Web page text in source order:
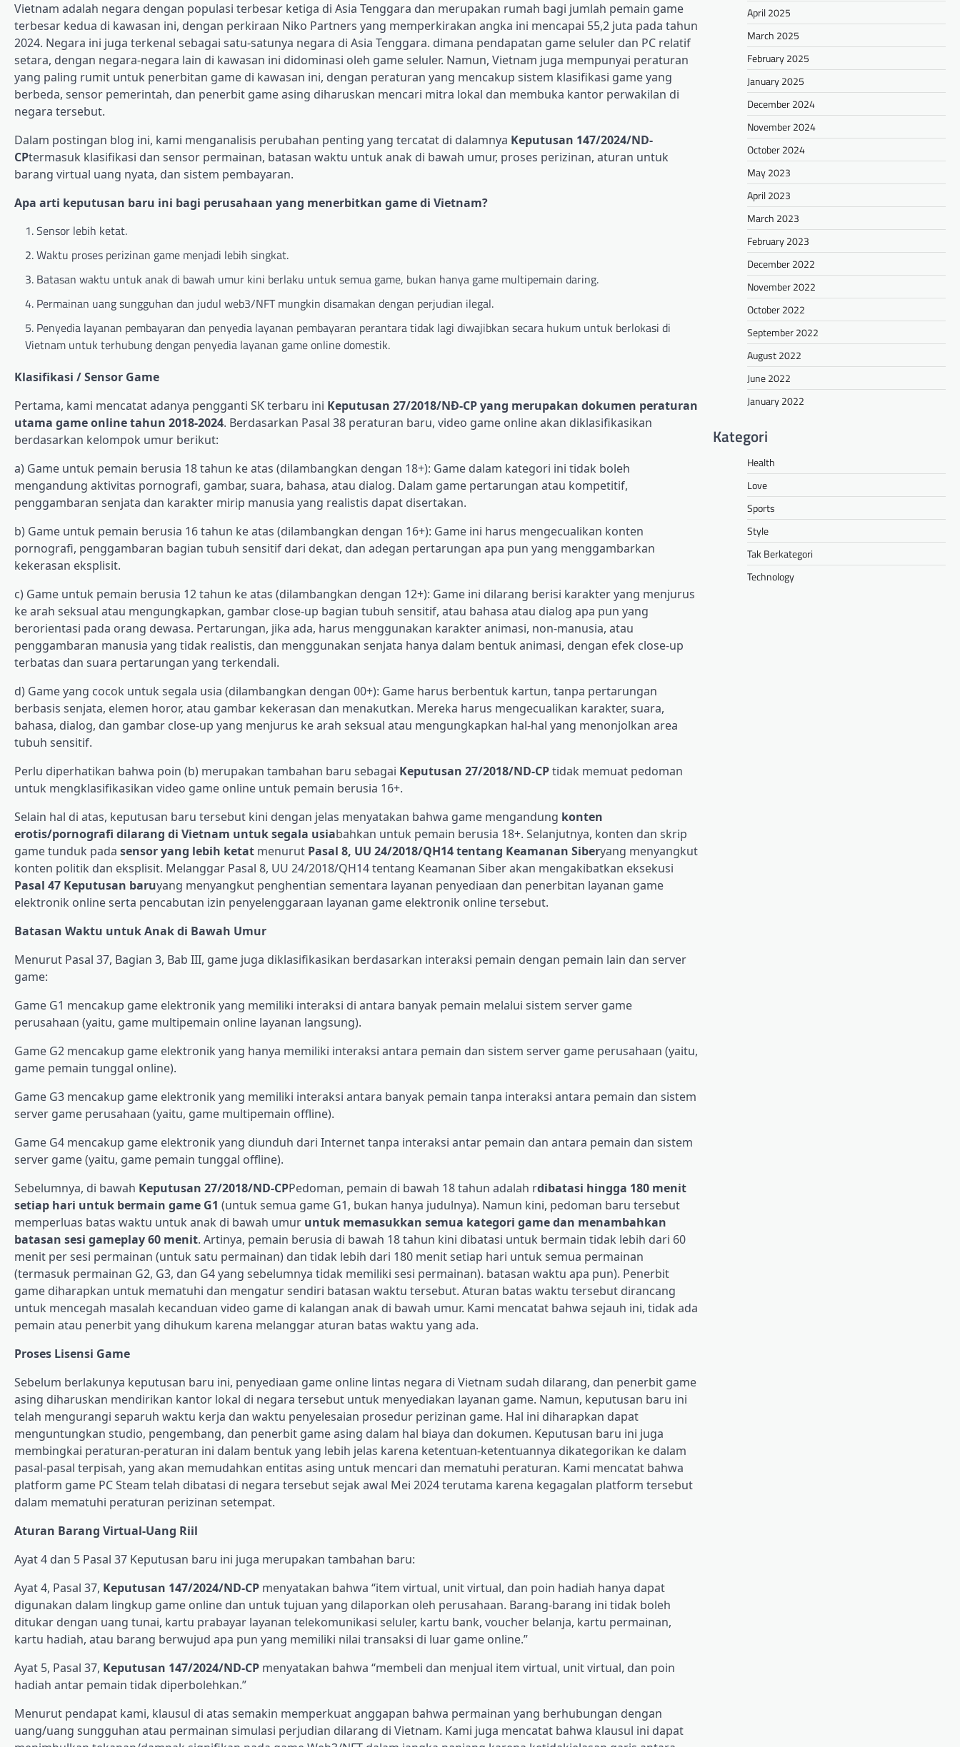
Vietnam adalah negara dengan populasi terbesar ketiga di Asia Tenggara dan merupakan rumah bagi jumlah pemain game
terbesar kedua di kawasan ini, dengan perkiraan Niko Partners yang memperkirakan angka ini mencapai 55,2 juta pada tahun
2024. Negara ini juga terkenal sebagai satu-satunya negara di Asia Tenggara. dimana pendapatan game seluler dan PC relatif
setara, dengan negara-negara lain di kawasan ini didominasi oleh game seluler. Namun, Vietnam juga mempunyai peraturan
yang paling rumit untuk penerbitan game di kawasan ini, dengan peraturan yang mencakup sistem klasifikasi game yang
berbeda, sensor pemerintah, dan penerbit game asing diharuskan mencari mitra lokal dan membuka kantor perwakilan di
negara tersebut.
Dalam postingan blog ini, kami menganalisis perubahan penting yang tercatat di dalamnya Keputusan 147/2024/ND-
CPtermasuk klasifikasi dan sensor permainan, batasan waktu untuk anak di bawah umur, proses perizinan, aturan untuk
barang virtual uang nyata, dan sistem pembayaran.
Apa arti keputusan baru ini bagi perusahaan yang menerbitkan game di Vietnam?
Sensor lebih ketat.
Waktu proses perizinan game menjadi lebih singkat.
Batasan waktu untuk anak di bawah umur kini berlaku untuk semua game, bukan hanya game multipemain daring.
Permainan uang sungguhan dan judul web3/NFT mungkin disamakan dengan perjudian ilegal.
Penyedia layanan pembayaran dan penyedia layanan pembayaran perantara tidak lagi diwajibkan secara hukum untuk berlokasi di
Vietnam untuk terhubung dengan penyedia layanan game online domestik.
Klasifikasi / Sensor Game
Pertama, kami mencatat adanya pengganti SK terbaru ini Keputusan 27/2018/NĐ-CP yang merupakan dokumen peraturan
utama game online tahun 2018-2024. Berdasarkan Pasal 38 peraturan baru, video game online akan diklasifikasikan
berdasarkan kelompok umur berikut:
a) Game untuk pemain berusia 18 tahun ke atas (dilambangkan dengan 18+): Game dalam kategori ini tidak boleh
mengandung aktivitas pornografi, gambar, suara, bahasa, atau dialog. Dalam game pertarungan atau kompetitif,
penggambaran senjata dan karakter mirip manusia yang realistis dapat disertakan.
b) Game untuk pemain berusia 16 tahun ke atas (dilambangkan dengan 16+): Game ini harus mengecualikan konten
pornografi, penggambaran bagian tubuh sensitif dari dekat, dan adegan pertarungan apa pun yang menggambarkan
kekerasan eksplisit.
c) Game untuk pemain berusia 12 tahun ke atas (dilambangkan dengan 12+): Game ini dilarang berisi karakter yang menjurus
ke arah seksual atau mengungkapkan, gambar close-up bagian tubuh sensitif, atau bahasa atau dialog apa pun yang
berorientasi pada orang dewasa. Pertarungan, jika ada, harus menggunakan karakter animasi, non-manusia, atau
penggambaran manusia yang tidak realistis, dan menggunakan senjata hanya dalam bentuk animasi, dengan efek close-up
terbatas dan suara pertarungan yang terkendali.
d) Game yang cocok untuk segala usia (dilambangkan dengan 00+): Game harus berbentuk kartun, tanpa pertarungan
berbasis senjata, elemen horor, atau gambar kekerasan dan menakutkan. Mereka harus mengecualikan karakter, suara,
bahasa, dialog, dan gambar close-up yang menjurus ke arah seksual atau mengungkapkan hal-hal yang menonjolkan area
tubuh sensitif.
Perlu diperhatikan bahwa poin (b) merupakan tambahan baru sebagai Keputusan 27/2018/ND-CPtidak memuat pedoman
untuk mengklasifikasikan video game online untuk pemain berusia 16+.
Selain hal di atas, keputusan baru tersebut kini dengan jelas menyatakan bahwa game mengandung konten
erotis/pornografi dilarang di Vietnam untuk segala usiabahkan untuk pemain berusia 18+. Selanjutnya, konten dan skrip
game tunduk pada sensor yang lebih ketat menurut Pasal 8, UU 24/2018/QH14 tentang Keamanan Siberyang menyangkut
konten politik dan eksplisit. Melanggar Pasal 8, UU 24/2018/QH14 tentang Keamanan Siber akan mengakibatkan eksekusi
Pasal 47 Keputusan baruyang menyangkut penghentian sementara layanan penyediaan dan penerbitan layanan game
elektronik online serta pencabutan izin penyelenggaraan layanan game elektronik online tersebut.
Batasan Waktu untuk Anak di Bawah Umur
Menurut Pasal 37, Bagian 3, Bab III, game juga diklasifikasikan berdasarkan interaksi pemain dengan pemain lain dan server
game:
Game G1 mencakup game elektronik yang memiliki interaksi di antara banyak pemain melalui sistem server game
perusahaan (yaitu, game multipemain online layanan langsung).
Game G2 mencakup game elektronik yang hanya memiliki interaksi antara pemain dan sistem server game perusahaan (yaitu,
game pemain tunggal online).
Game G3 mencakup game elektronik yang memiliki interaksi antara banyak pemain tanpa interaksi antara pemain dan sistem
server game perusahaan (yaitu, game multipemain offline).
Game G4 mencakup game elektronik yang diunduh dari Internet tanpa interaksi antar pemain dan antara pemain dan sistem
server game (yaitu, game pemain tunggal offline).
Sebelumnya, di bawah Keputusan 27/2018/ND-CPPedoman, pemain di bawah 18 tahun adalah rdibatasi hingga 180 menit
setiap hari untuk bermain game G1 (untuk semua game G1, bukan hanya judulnya). Namun kini, pedoman baru tersebut
memperluas batas waktu untuk anak di bawah umur untuk memasukkan semua kategori game dan menambahkan
batasan sesi gameplay 60 menit. Artinya, pemain berusia di bawah 18 tahun kini dibatasi untuk bermain tidak lebih dari 60
menit per sesi permainan (untuk satu permainan) dan tidak lebih dari 180 menit setiap hari untuk semua permainan
(termasuk permainan G2, G3, dan G4 yang sebelumnya tidak memiliki sesi permainan). batasan waktu apa pun). Penerbit
game diharapkan untuk mematuhi dan mengatur sendiri batasan waktu tersebut. Aturan batas waktu tersebut dirancang
untuk mencegah masalah kecanduan video game di kalangan anak di bawah umur. Kami mencatat bahwa sejauh ini, tidak ada
pemain atau penerbit yang dihukum karena melanggar aturan batas waktu yang ada.
Proses Lisensi Game
Sebelum berlakunya keputusan baru ini, penyediaan game online lintas negara di Vietnam sudah dilarang, dan penerbit game
asing diharuskan mendirikan kantor lokal di negara tersebut untuk menyediakan layanan game. Namun, keputusan baru ini
telah mengurangi separuh waktu kerja dan waktu penyelesaian prosedur perizinan game. Hal ini diharapkan dapat
menguntungkan studio, pengembang, dan penerbit game asing dalam hal biaya dan dokumen. Keputusan baru ini juga
membingkai peraturan-peraturan ini dalam bentuk yang lebih jelas karena ketentuan-ketentuannya dikategorikan ke dalam
pasal-pasal terpisah, yang akan memudahkan entitas asing untuk mencari dan mematuhi peraturan. Kami mencatat bahwa
platform game PC Steam telah dibatasi di negara tersebut sejak awal Mei 2024 terutama karena kegagalan platform tersebut
dalam mematuhi peraturan perizinan setempat.
Aturan Barang Virtual-Uang Riil
Ayat 4 dan 5 Pasal 37 Keputusan baru ini juga merupakan tambahan baru:
Ayat 4, Pasal 37, Keputusan 147/2024/ND-CP menyatakan bahwa “item virtual, unit virtual, dan poin hadiah hanya dapat
digunakan dalam lingkup game online dan untuk tujuan yang dilaporkan oleh perusahaan. Barang-barang ini tidak boleh
ditukar dengan uang tunai, kartu prabayar layanan telekomunikasi seluler, kartu bank, voucher belanja, kartu permainan,
kartu hadiah, atau barang berwujud apa pun yang memiliki nilai transaksi di luar game online.”
Ayat 5, Pasal 37, Keputusan 147/2024/ND-CP menyatakan bahwa “membeli dan menjual item virtual, unit virtual, dan poin
hadiah antar pemain tidak diperbolehkan.”
Menurut pendapat kami, klausul di atas semakin memperkuat anggapan bahwa permainan yang berhubungan dengan
uang/uang sungguhan atau permainan simulasi perjudian dilarang di Vietnam. Kami juga mencatat bahwa klausul ini dapat
April 2025
March 2025
February 2025
January 2025
December 2024
November 2024
October 2024
May 2023
April 2023
March 2023
February 2023
December 2022
November 2022
October 2022
September 2022
August 2022
June 2022
January 2022
Kategori
Health
Love
Sports
Style
Tak Berkategori
Technology